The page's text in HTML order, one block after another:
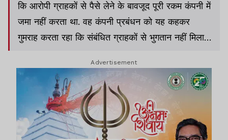
कि आरोपी ग्राहकों से पैसे लेने के बावजूद पूरी रकम कंपनी में
जमा नहीं करता था. वह कंपनी प्रबंधन को यह कहकर
गुमराह करता रहा कि संबंधित ग्राहकों से भुगतान नहीं मिला
Advertisement